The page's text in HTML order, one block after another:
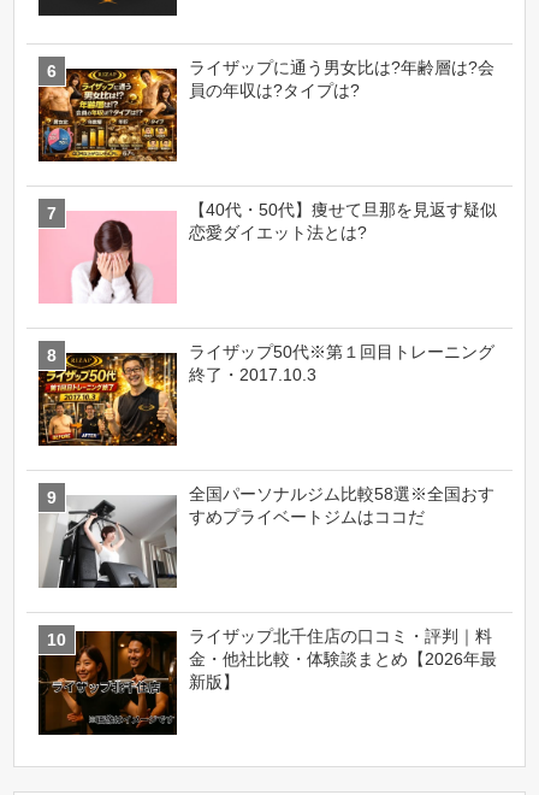
ライザップに通う男女比は?年齢層は?会
員の年収は?タイプは?
【40代・50代】痩せて旦那を見返す疑似
恋愛ダイエット法とは?
ライザップ50代※第１回目トレーニング
終了・2017.10.3
全国パーソナルジム比較58選※全国おす
すめプライベートジムはココだ
ライザップ北千住店の口コミ・評判｜料
金・他社比較・体験談まとめ【2026年最
新版】